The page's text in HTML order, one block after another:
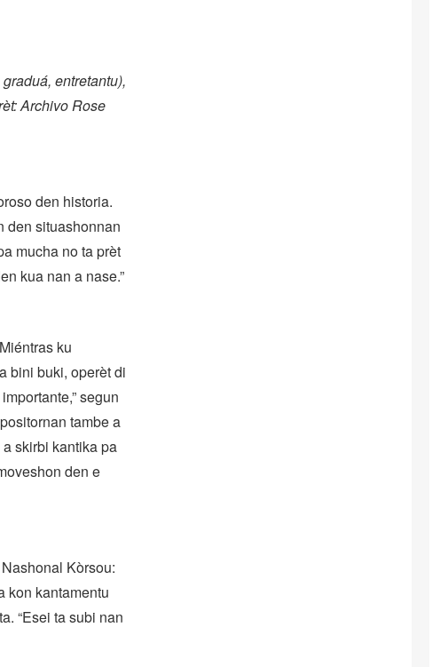
entretantu),
Archivo Rose
den historia.
den situashonnan
mucha no ta prèt
kua nan a nase.”
ku
bini buki, operèt di
segun
tambe a
a skirbi kantika pa
den e
Kòrsou:
kon kantamentu
“Esei ta subi nan